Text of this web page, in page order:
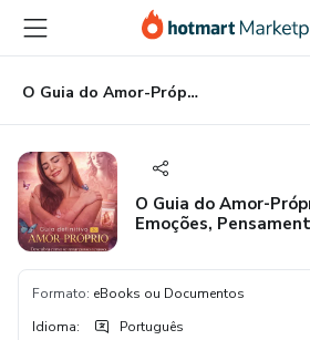
para
conteúdo
principal
para
pagamento
para
rodapé
O Guia do Amor-Próprio – Domine Emoções, Pensamentos e Autoestima
O Guia do Amor-
Emoções,
Formato: eBooks ou Documentos
Idioma: Português